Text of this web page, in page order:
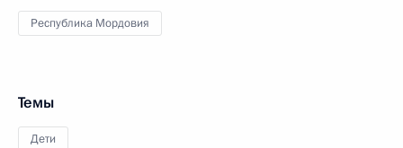
Республика Мордовия
Темы
Дети